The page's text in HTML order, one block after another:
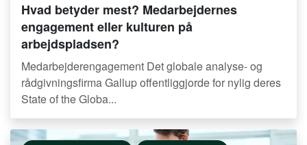
Hvad betyder mest? Medarbejdernes
engagement eller kulturen på
arbejdspladsen?
Medarbejderengagement Det globale analyse- og
rådgivningsfirma Gallup offentliggjorde for nylig deres
State of the Globa...